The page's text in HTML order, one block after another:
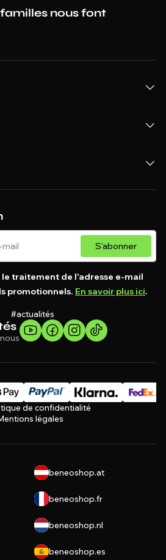
S'abonner
traitement de l'adresse e-mail
promotionnels. En savoir plus ici.
#actualités
nous font
de confidentialité
légales
beneoshop.at
beneoshop.fr
beneoshop.nl
beneoshop.es